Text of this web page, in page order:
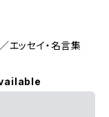
エッセイ・名言集